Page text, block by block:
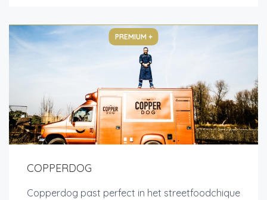
PREMIUM +
COPPERDOG
Copperdog past perfect in het streetfoodchique